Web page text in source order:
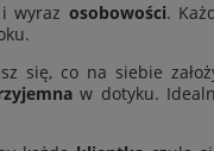
i wyraz osobowości.
się, co na siebie
w dotyku.